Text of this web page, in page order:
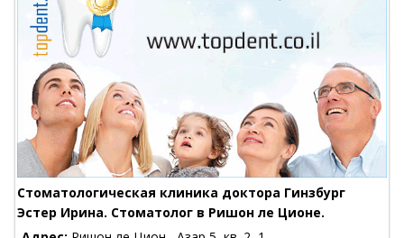
Стоматологическая клиника доктора Гинзбург
Эстер Ирина. Стоматолог в Ришон ле Ционе.